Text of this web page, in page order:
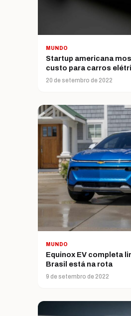
MUNDO
Startup americana
custo para carros
20 de setembro de 2022
MUNDO
Equinox EV completa
Brasil está na rota
9 de setembro de 2022